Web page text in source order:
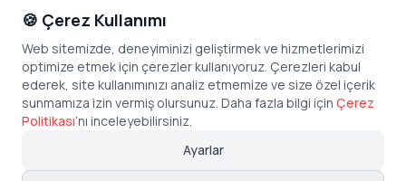
🍪 Çerez Kullanımı
Web sitemizde, deneyiminizi geliştirmek ve hizmetlerimizi
optimize etmek için çerezler kullanıyoruz. Çerezleri kabul
ederek, site kullanımınızı analiz etmemize ve size özel içerik
sunmamıza izin vermiş olursunuz. Daha fazla bilgi için Çerez
Politikası’nı inceleyebilirsiniz.
Ayarlar